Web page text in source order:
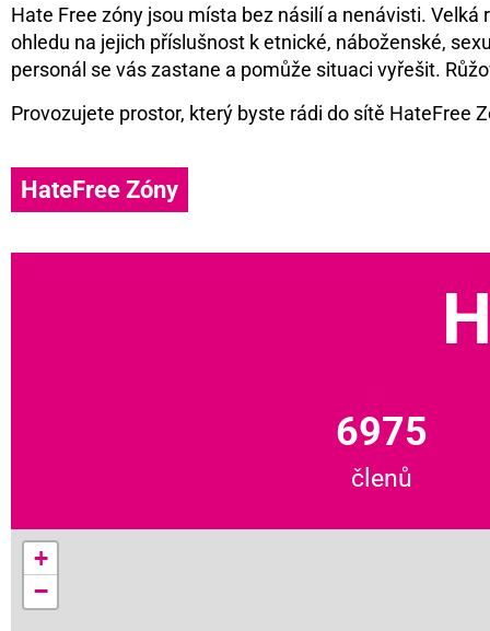
Hate Free zóny jsou místa bez násilí a nenávisti.
ohledu na jejich příslušnost k etnické, náboženské,
personál se vás zastane a pomůže situaci vyřešit.
Provozujete prostor, který byste rádi do sítě HateFree
HateFree Zóny
6975
členů
+
−